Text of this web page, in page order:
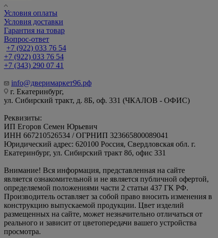
Условия оплаты
Условия доставки
Гарантия на товар
Вопрос-ответ
+7 (922) 033 76 54
+7 (922) 033 76 54
+7 (343) 290 07 41
info@дверимаркет96.рф
г. Екатеринбург,
ул. Сибирский тракт, д. 8Б, оф. 331 (ЧКАЛОВ - ОФИС)
Реквизиты:
ИП Егоров Семен Юрьевич
ИНН 667210526534 / ОГРНИП 323665800089041
Юридический адрес: 620100 Россия, Свердловская обл. г.
Екатеринбург, ул. Сибирский тракт 8б, офис 331
Внимание! Вся информация, представленная на сайте
является ознакомительной и не является публичной офертой,
определяемой положениями части 2 статьи 437 ГК РФ.
Производитель оставляет за собой право вносить изменения в
конструкцию выпускаемой продукции. Цвет изделий
размещенных на сайте, может незначительно отличаться от
реального и зависит от цветопередачи вашего устройства
просмотра.